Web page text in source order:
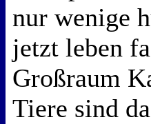
nur wenige
jetzt leben
Großraum
Tiere sind